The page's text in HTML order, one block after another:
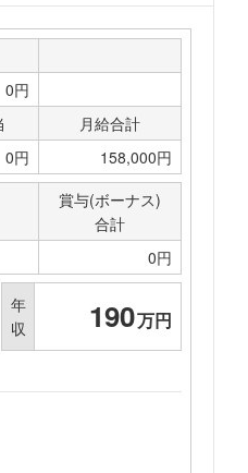
0円
月給合計
0円 158,000円
賞与(ボーナス)
合計
0円
年
収
190万円